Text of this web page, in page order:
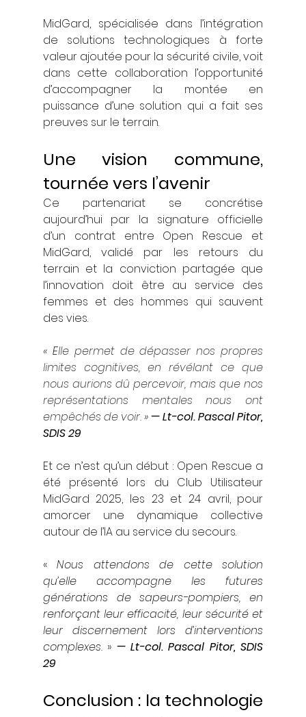
MidGard, spécialisée dans l’intégration
de solutions technologiques à forte
valeur ajoutée pour la sécurité civile, voit
dans cette collaboration l’opportunité
d’accompagner la montée en
puissance d’une solution qui a fait ses
preuves sur le terrain.
Une vision commune,
tournée vers l’avenir
Ce partenariat se concrétise
aujourd’hui par la signature officielle
d’un contrat entre Open Rescue et
MidGard, validé par les retours du
terrain et la conviction partagée que
l’innovation doit être au service des
femmes et des hommes qui sauvent
des vies.
« Elle permet de dépasser nos propres
limites cognitives, en révélant ce que
nous aurions dû percevoir, mais que nos
représentations mentales nous ont
empêchés de voir. » — Lt-col. Pascal Pitor,
SDIS 29
Et ce n’est qu’un début : Open Rescue a
été présenté lors du Club Utilisateur
MidGard 2025, les 23 et 24 avril, pour
amorcer une dynamique collective
autour de l’IA au service du secours.
« Nous attendons de cette solution
qu’elle accompagne les futures
générations de sapeurs-pompiers, en
renforçant leur efficacité, leur sécurité et
leur discernement lors d’interventions
complexes. » — Lt-col. Pascal Pitor, SDIS
29
Conclusion : la technologie